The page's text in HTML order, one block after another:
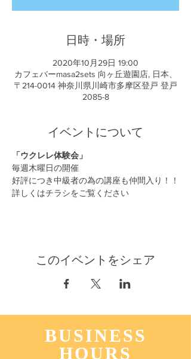
日時・場所
2020年10月29日 19:00
カフェバーmasa2sets 向ヶ丘遊園店, 日本、
〒214-0014 神奈川県川崎市多摩区登戸 登戸
2085-8
イベントについて
「ウクレレ体験会」
毎週木曜日の開催
好評につき中級者の為の講座も仲間入り！！
詳しくはチラシをご覧ください
このイベントをシェア
BUSINESS
HOURS